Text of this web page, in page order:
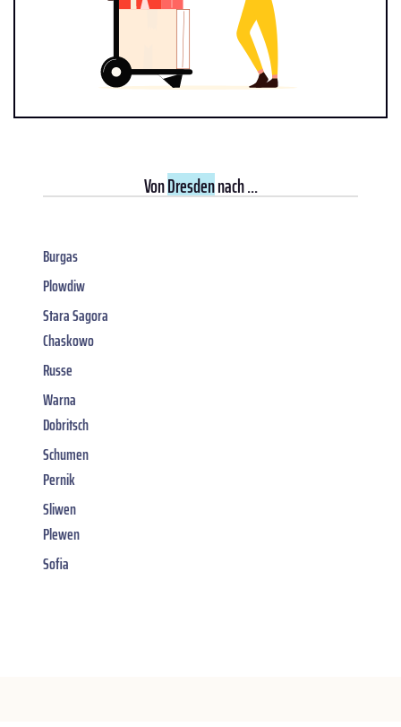
VonDresdennach ...
Burgas
Plowdiw
Stara Sagora
Chaskowo
Russe
Warna
Dobritsch
Schumen
Pernik
Sliwen
Plewen
Sofia